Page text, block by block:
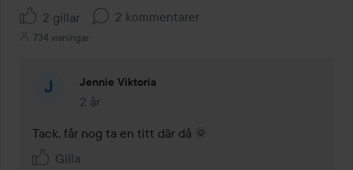
2 gillar 2 kommentarer
734 visningar
Jennie Viktoria
2 år
Kommentaren lades 2 år
Tack, får nog ta en titt där då 🌞
Gilla